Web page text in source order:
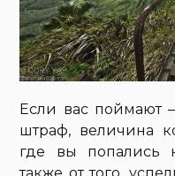
Если вас поймают
штраф, величина
где вы попались